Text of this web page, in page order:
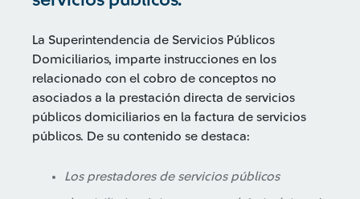
La Superintendencia de Servicios Públicos
Domiciliarios, imparte instrucciones en los
relacionado con el cobro de conceptos no
asociados a la prestación directa de servicios
públicos domiciliarios en la factura de servicios
públicos. De su contenido se destaca:
Los prestadores de servicios públicos